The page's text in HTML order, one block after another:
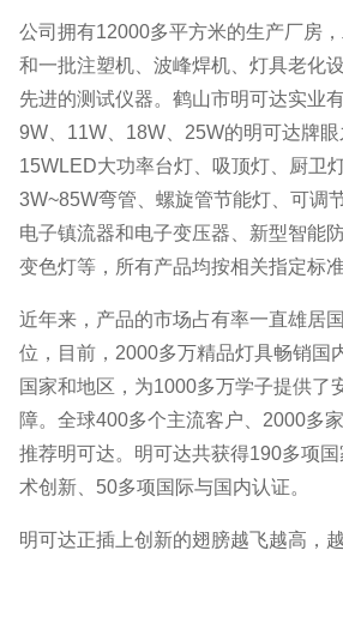
公司拥有12000多平方米的生产厂房
和一批注塑机、波峰焊机、灯具老化
先进的测试仪器。鹤山市明可达实业
9W、11W、18W、25W的明可达牌
15WLED大功率台灯、吸顶灯、厨卫
3W~85W弯管、螺旋管节能灯、可调
电子镇流器和电子变压器、新型智能
变色灯等，所有产品均按相关指定标准
近年来，产品的市场占有率一直雄居
位，目前，2000多万精品灯具畅销国
国家和地区，为1000多万学子提供了
障。全球400多个主流客户、2000多
推荐明可达。明可达共获得190多项
术创新、50多项国际与国内认证。
明可达正插上创新的翅膀越飞越高，越